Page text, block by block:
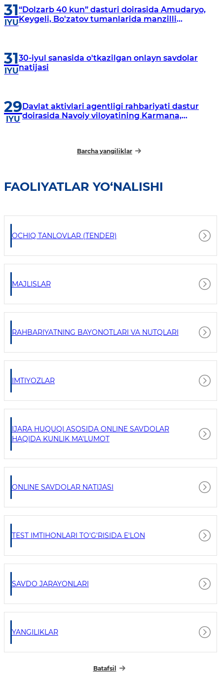
31
IYU
“Dolzarb 40 kun” dasturi doirasida Amudaryo,
Keygeli, Bo'zatov tumanlarida manzilli
31
IYU
30-iyul sanasida o'tkazilgan onlayn savdolar
natijasi
29
IYU
Davlat aktivlari agentligi rahbariyati dastur
doirasida Navoiy viloyatining Karmana,
Barcha yangiliklar
FAOLIYATLAR YO‘NALISHI
OCHIQ TANLOVLAR (TENDER)
MAJLISLAR
RAHBARIYATNING BAYONOTLARI VA NUTQLARI
IMTIYOZLAR
IJARA HUQUQI ASOSIDA ONLINE SAVDOLAR
HAQIDA KUNLIK MA'LUMOT
ONLINE SAVDOLAR NATIJASI
TEST IMTIHONLARI TO'G'RISIDA E'LON
SAVDO JARAYONLARI
YANGILIKLAR
Batafsil